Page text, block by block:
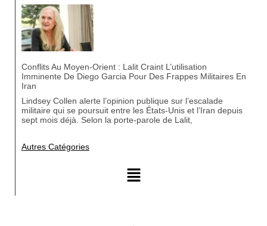
Conflits Au Moyen-Orient : Lalit Craint L’utilisation
Imminente De Diego Garcia Pour Des Frappes Militaires En
Iran
Lindsey Collen alerte l’opinion publique sur l’escalade
militaire qui se poursuit entre les États-Unis et l’Iran depuis
sept mois déjà. Selon la porte-parole de Lalit,
Autres Catégories